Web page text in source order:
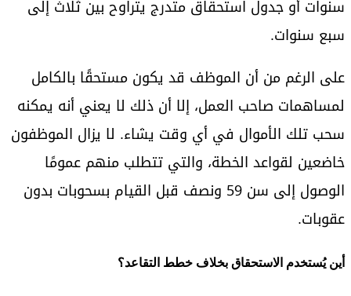
سنوات أو جدول استحقاق متدرج يتراوح بين ثلاث إلى
سبع سنوات.
على الرغم من أن الموظف قد يكون مستحقًا بالكامل
لمساهمات صاحب العمل، إلا أن ذلك لا يعني أنه يمكنه
سحب تلك الأموال في أي وقت يشاء. لا يزال الموظفون
خاضعين لقواعد الخطة، والتي تتطلب منهم عمومًا
الوصول إلى سن 59 ونصف قبل القيام بسحوبات بدون
عقوبات.
أين يُستخدم الاستحقاق بخلاف خطط التقاعد؟